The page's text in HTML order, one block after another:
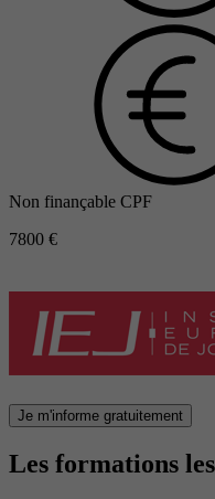
Non finançable CPF
7800 €
Je m'informe gratuitement
Les formations